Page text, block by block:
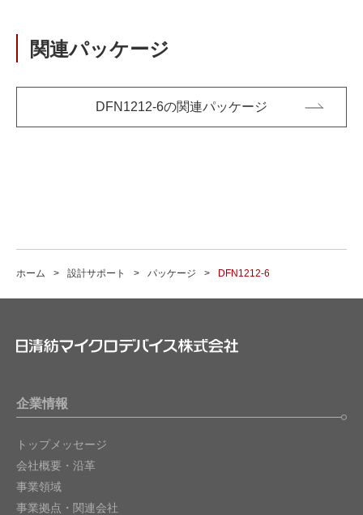
関連パッケージ
DFN1212-6の関連パッケージ
ホーム 設計サポート パッケージ DFN1212-6
企業情報
トップメッセージ
会社概要・沿革
事業領域
事業拠点・関連会社